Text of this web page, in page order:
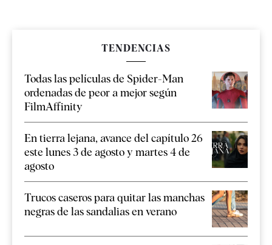
TENDENCIAS
Todas las películas de Spider-Man
ordenadas de peor a mejor según
FilmAffinity
En tierra lejana, avance del capítulo 26
este lunes 3 de agosto y martes 4 de
agosto
Trucos caseros para quitar las manchas
negras de las sandalias en verano